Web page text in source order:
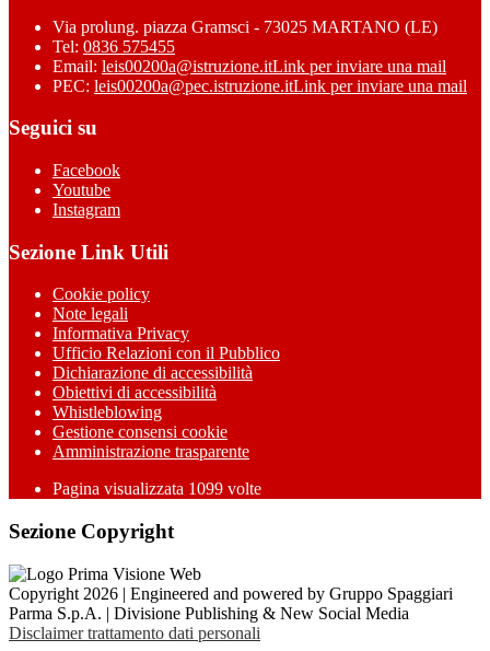
Via prolung. piazza Gramsci - 73025 MARTANO (LE)
Tel: 0836 575455
Email: leis00200a@istruzione.itLink per inviare una mail
PEC: leis00200a@pec.istruzione.itLink per inviare una mail
Seguici su
Facebook
Youtube
Instagram
Sezione Link Utili
Cookie policy
Note legali
Informativa Privacy
Ufficio Relazioni con il Pubblico
Dichiarazione di accessibilità
Obiettivi di accessibilità
Whistleblowing
Gestione consensi cookie
Amministrazione trasparente
Pagina visualizzata 1099 volte
Sezione Copyright
Copyright 2026 | Engineered and powered by Gruppo Spaggiari
Parma S.p.A. | Divisione Publishing & New Social Media
Disclaimer trattamento dati personali